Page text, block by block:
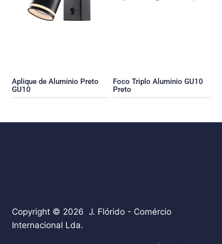
Aplique de Alumínio Preto
GU10
Foco Triplo Alumínio GU10
Preto
Copyright © 2026 J. Flórido - Comércio
Internacional Lda.